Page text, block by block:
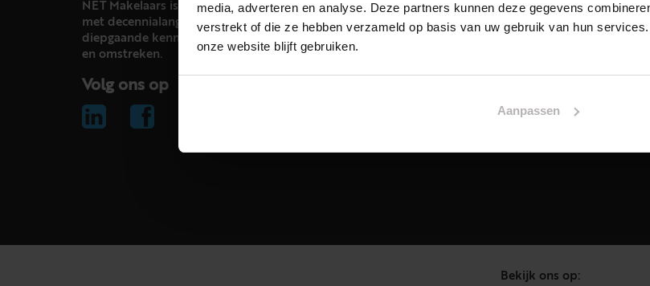
media, adverteren en analyse. Deze partners kunnen deze gegevens
verstrekt of die ze hebben verzameld op basis van uw gebruik van hun
onze website blijft gebruiken.
Aanpassen
NET Makelaars is een modern makelaarskantoor
met decennialange ervaring in het vak en
diepgaande kennis van de huizenmarkt in Haarlem
en omstreken.
Volg ons op
Hypotheekadvies
Taxatie
Bekijk ons op: